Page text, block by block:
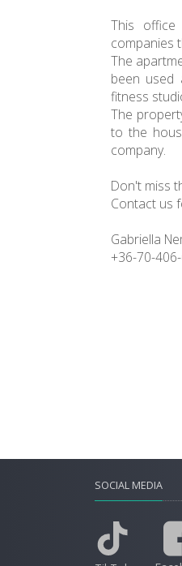
This
companies
The
been used
fitness
The
to the
company.
Don't miss
Contact us
Gabriella
+36-70-
SOCIAL MEDIA